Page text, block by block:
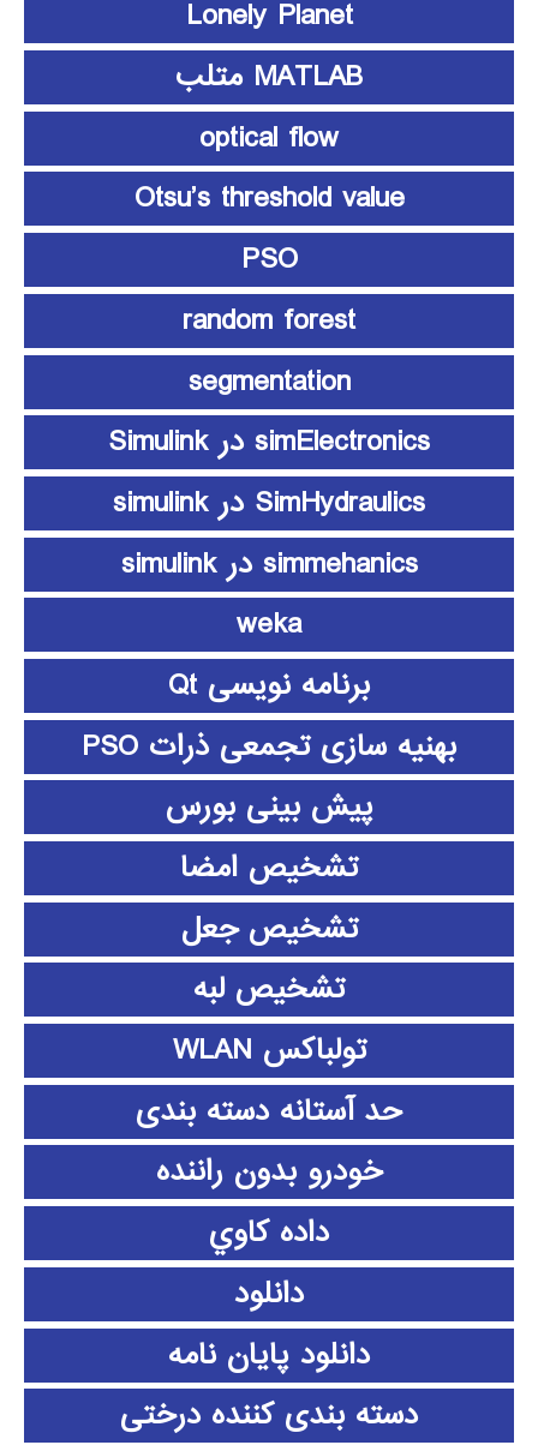
Lonely Planet
MATLAB متلب
optical flow
Otsu’s threshold value
PSO
random forest
segmentation
simElectronics در Simulink
SimHydraulics در simulink
simmehanics در simulink
weka
برنامه نویسی Qt
بهنیه سازی تجمعی ذرات PSO
پیش بینی بورس
تشخیص امضا
تشخیص جعل
تشخیص لبه
تولباکس WLAN
حد آستانه دسته بندی
خودرو بدون راننده
داده كاوي
دانلود
دانلود پايان نامه
دسته بندی کننده درختی